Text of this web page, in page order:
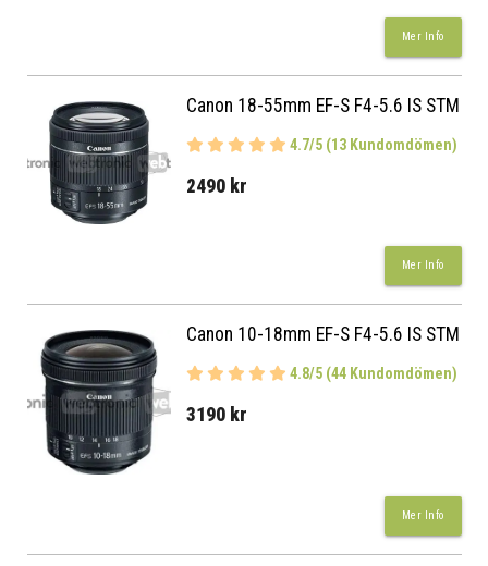
Mer Info
Canon 18-55mm EF-S F4-5.6 IS STM
4.7/5 (13 Kundomdömen)
2490 kr
Mer Info
Canon 10-18mm EF-S F4-5.6 IS STM
4.8/5 (44 Kundomdömen)
3190 kr
Mer Info